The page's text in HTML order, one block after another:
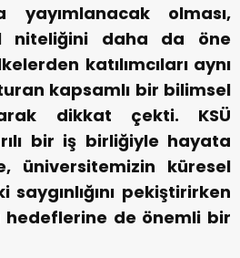
yayımlanacak olması,
niteliğini daha da öne
katılımcıları aynı
kapsamlı bir bilimsel
dikkat çekti. KSÜ
bir iş birliğiyle hayata
üniversitemizin küresel
pekiştirirken
hedeflerine de önemli bir